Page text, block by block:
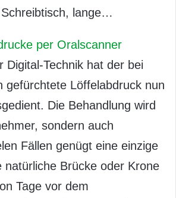
lange…
per Oralscanner
Digital-Technik hat der bei
gefürchtete Löffelabdruck nun
Die Behandlung wird
sondern auch
Fällen genügt eine einzige
natürliche Brücke oder Krone
Tage vor dem